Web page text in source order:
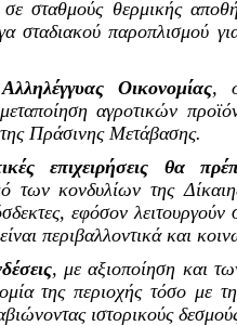
σταθμούς θερμικής
σταδιακού παροπλισμού
Οικονομίας,
μεταποίηση αγροτικών
Πράσινης Μετάβασης.
επιχειρήσεις θα
των κονδυλίων της
εφόσον
περιβαλλοντικά και
, με αξιοποίηση και
της περιοχής τόσο με
ιστορικούς